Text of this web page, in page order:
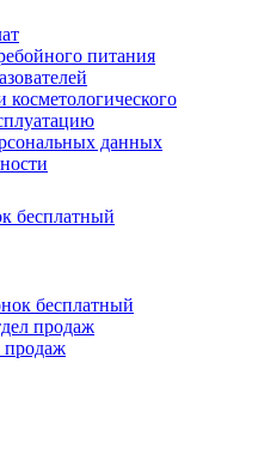
питания
косметологического
данных
бесплатный
бесплатный
продаж
продаж